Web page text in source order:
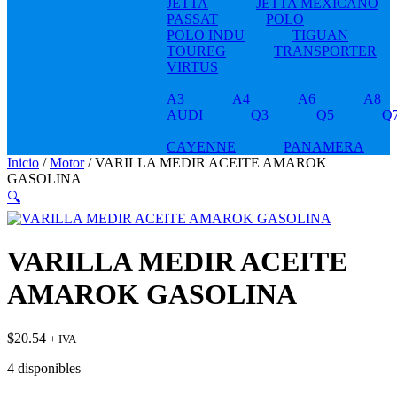
JETTA
JETTA MEXICANO
PASSAT
POLO
POLO INDU
TIGUAN
TOUREG
TRANSPORTER
VIRTUS
A3 A4 A6
A8
AUDI
Q3 Q5
CAYENNE
PANAMERA
Inicio /Motor/ VARILLA MEDIR ACEITE AMAROK
GASOLINA
🔍
VARILLA MEDIR ACEITE
AMAROK GASOLINA
$20.54 + IVA
4 disponibles